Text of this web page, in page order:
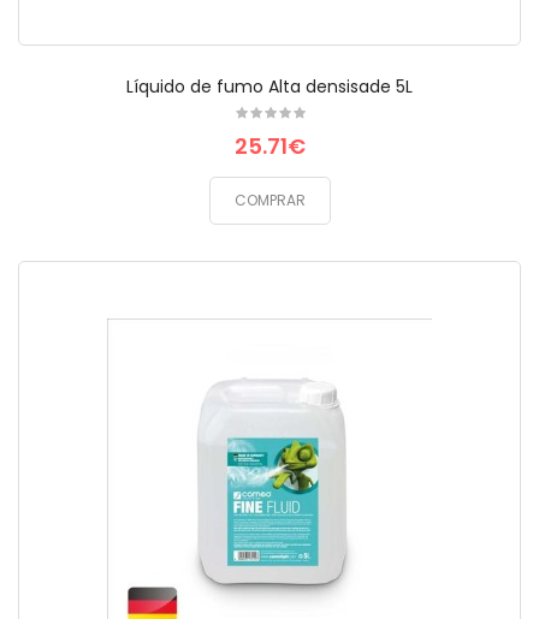
Líquido de fumo Alta densisade 5L
25.71€
COMPRAR